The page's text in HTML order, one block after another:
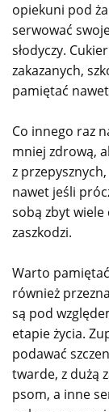
opiekuni pod
serwować
słodyczy.
zakazanych,
pamiętać
Co innego raz
mniej zdrową,
z
nawet jeśli
sobą zbyt
zaszkodzi.
Warto
również
są pod
etapie życia.
podawać
twarde, z dużą
psom, a inne